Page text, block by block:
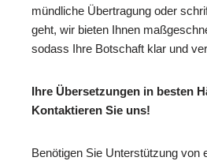
mündliche Übertragung oder
geht, wir bieten Ihnen
sodass Ihre Botschaft klar und
Ihre Übersetzungen in besten
Kontaktieren Sie uns!
Benötigen Sie Unterstützung von